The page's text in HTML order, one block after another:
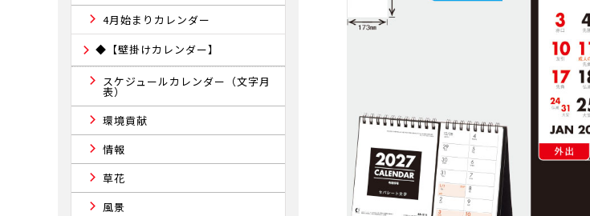
4月始まりカレンダー
◆【壁掛けカレンダー】
スケジュールカレンダー（文字月
表）
環境貢献
情報
草花
風景